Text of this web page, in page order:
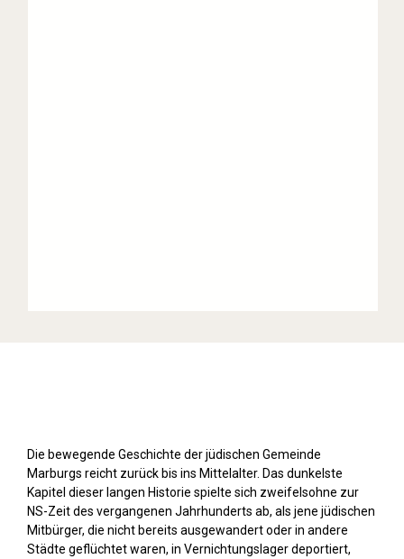
Die bewegende Geschichte der jüdischen Gemeinde
Marburgs reicht zurück bis ins Mittelalter. Das dunkelste
Kapitel dieser langen Historie spielte sich zweifelsohne zur
NS-Zeit des vergangenen Jahrhunderts ab, als jene jüdischen
Mitbürger, die nicht bereits ausgewandert oder in andere
Städte geflüchtet waren, in Vernichtungslager deportiert,